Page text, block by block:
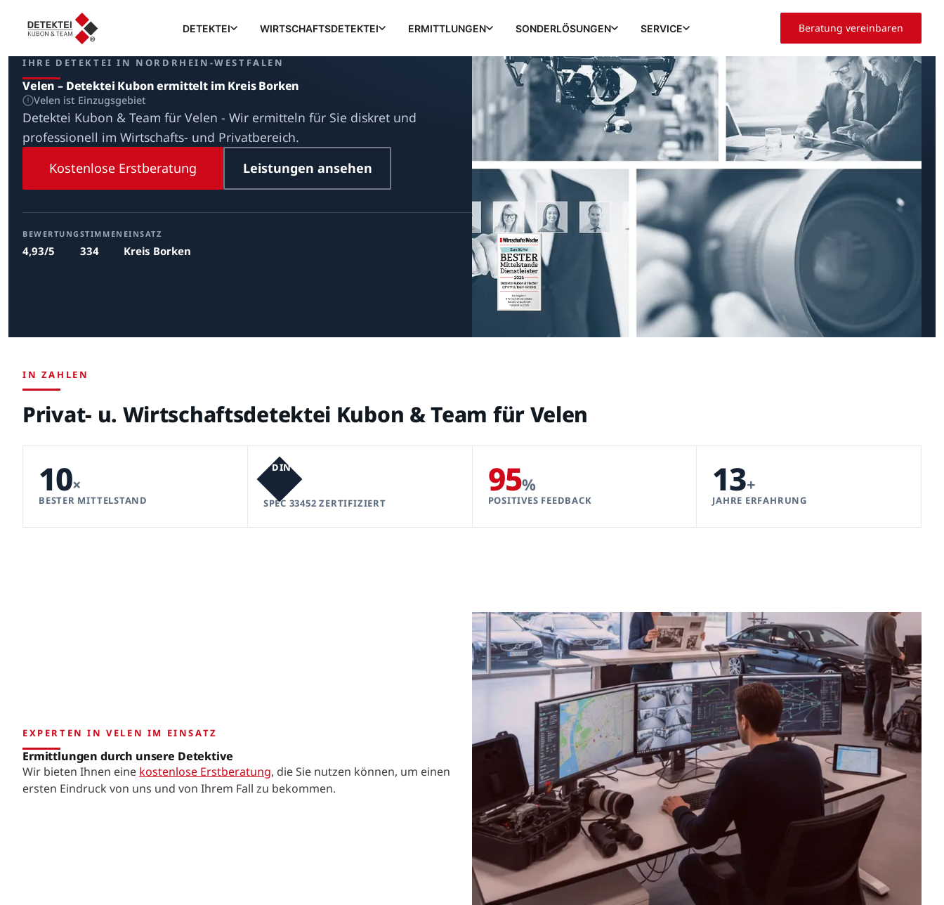
DETEKTEI WIRTSCHAFTSDETEKTEI ERMITTLUNGEN SONDERLÖSUNGEN SERVICE Beratung vereinbaren
IHRE DETEKTEI IN NORDRHEIN-WESTFALEN
Velen – Detektei Kubon ermittelt im Kreis Borken
Velen ist Einzugsgebiet
Detektei Kubon & Team für Velen - Wir ermitteln für Sie diskret und
professionell im Wirtschafts- und Privatbereich.
Kostenlose Erstberatung
Leistungen ansehen
BEWERTUNG
4,93/5
STIMMEN
334
EINSATZ
Kreis Borken
IN ZAHLEN
Privat- u. Wirtschaftsdetektei Kubon & Team für Velen
10×
BESTER MITTELSTAND
DIN
SPEC 33452 ZERTIFIZIERT
95%
POSITIVES FEEDBACK
13+
JAHRE ERFAHRUNG
EXPERTEN IN VELEN IM EINSATZ
Ermittlungen durch unsere Detektive
Wir bieten Ihnen eine kostenlose Erstberatung, die Sie nutzen können, um einen
ersten Eindruck von uns und von Ihrem Fall zu bekommen.